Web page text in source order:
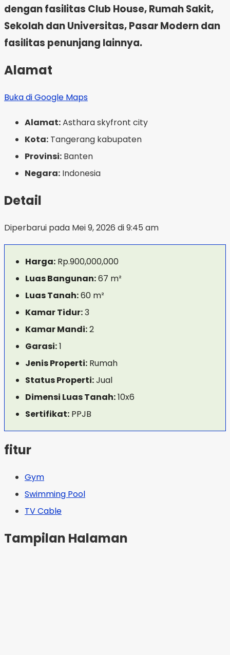
dengan fasilitas Club House, Rumah Sakit,
Sekolah dan Universitas, Pasar Modern dan
fasilitas penunjang lainnya.
Alamat
Buka di Google Maps
Alamat:Asthara skyfront city
Kota: Tangerang kabupaten
Provinsi: Banten
Negara: Indonesia
Detail
Diperbarui pada Mei 9, 2026 di 9:45 am
Harga: Rp.900,000,000
Luas Bangunan:67 m²
Luas Tanah:60 m²
Kamar Tidur:3
Kamar Mandi:2
Garasi:1
Jenis Properti: Rumah
Status Properti:Jual
Dimensi Luas Tanah:10x6
Sertifikat: PPJB
fitur
Gym
Swimming Pool
TV Cable
Tampilan Halaman